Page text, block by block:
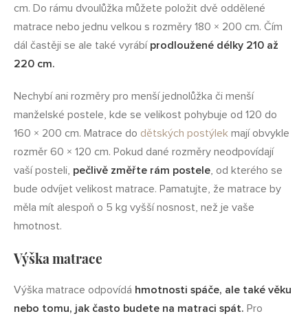
cm. Do rámu dvoulůžka můžete položit dvě oddělené
matrace nebo jednu velkou s rozměry 180 × 200 cm. Čím
dál častěji se ale také vyrábí prodloužené délky 210 až
220 cm.
Nechybí ani rozměry pro menší jednolůžka či menší
manželské postele, kde se velikost pohybuje od 120 do
160 × 200 cm. Matrace do dětských postýlek mají obvykle
rozměr 60 × 120 cm. Pokud dané rozměry neodpovídají
vaší posteli, pečlivě změřte rám postele, od kterého se
bude odvíjet velikost matrace. Pamatujte, že matrace by
měla mít alespoň o 5 kg vyšší nosnost, než je vaše
hmotnost.
Výška matrace
Výška matrace odpovídá hmotnosti spáče, ale také věku
nebo tomu, jak často budete na matraci spát. Pro